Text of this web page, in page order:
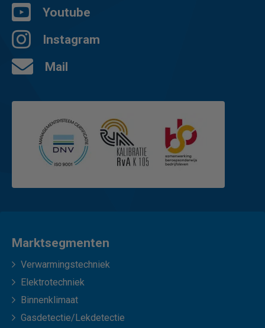
Youtube
Instagram
Mail
Marktsegmenten
Verwarmingstechniek
Elektrotechniek
Binnenklimaat
Gasdetectie/Lekdetectie